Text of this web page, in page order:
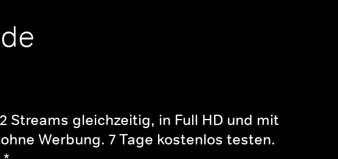
Streams gleichzeitig, in Full HD und mit
Werbung. 7 Tage kostenlos testen.